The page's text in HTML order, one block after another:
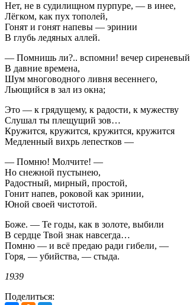
Нет, не в судилищном пурпуре, — в инее,
Лёгком, как пух тополей,
Гонят и гонят напевы — эринии
В глубь ледяных аллей.
— Помнишь ли?.. вспомни! вечер сиреневый
В давние времена,
Шум многоводного ливня весеннего,
Льющийся в зал из окна;
Это — к грядущему, к радости, к мужеству
Слушал ты плещущий зов…
Кружится, кружится, кружится, кружится
Медленный вихрь лепестков —
— Помню! Молчите! —
Но снежной пустынею,
Радостный, мирный, простой,
Гонит напев, роковой как эринии,
Юной своей чистотой.
Боже. — Те годы, как в золоте, выбили
В сердце Твой знак навсегда…
Помню — и всё предаю ради гибели, —
Горя, — убийства, — стыда.
1939
Поделиться: